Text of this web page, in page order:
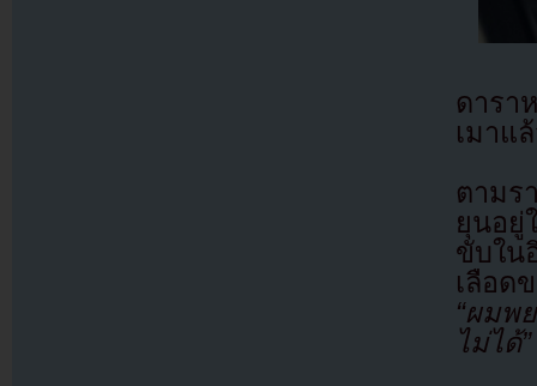
ดารา
เมาแ
ตามร
ยุนอยู่
ขับใน
เลือด
“ผมพ
ไม่ได้”